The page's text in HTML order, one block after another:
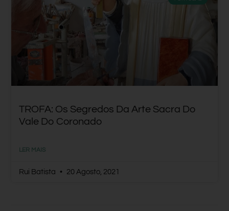
TROFA: Os Segredos Da Arte Sacra Do
Vale Do Coronado
LER MAIS
Rui Batista 20 Agosto, 2021